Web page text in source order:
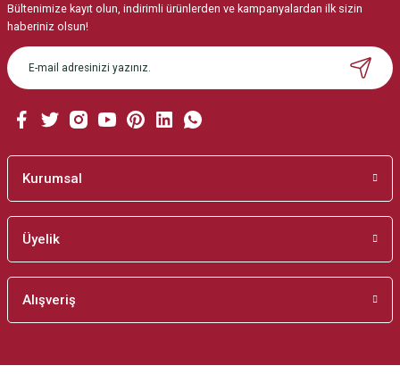
Ürün resmi kalitesiz, bozuk veya görüntülenemiyor.
Ürün açıklamasında eksik bilgiler bulunuyor.
Ürün bilgilerinde hatalar bulunuyor.
Bu ürüne benzer farklı alternatifler olmalı.
Bültenimize kayıt olun, indirimli ürünlerden ve kampanyalardan ilk sizin
haberiniz olsun!
Kurumsal
Üyelik
Alışveriş